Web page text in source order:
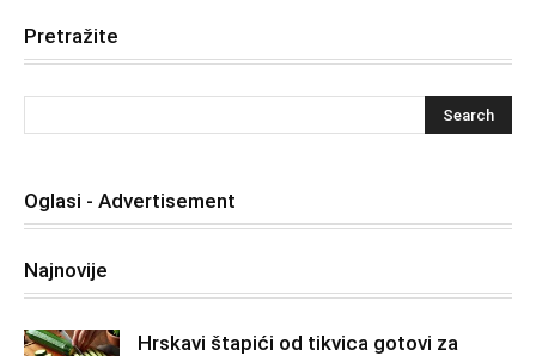
Pretražite
Oglasi - Advertisement
Najnovije
Hrskavi štapići od tikvica gotovi za